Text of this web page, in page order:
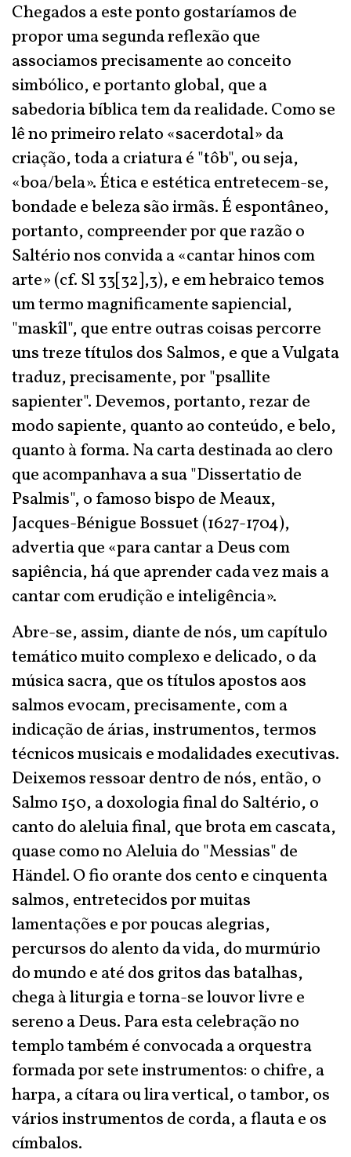
Chegados a este ponto gostaríamos de
propor uma segunda reflexão que
associamos precisamente ao conceito
simbólico, e portanto global, que a
sabedoria bíblica tem da realidade. Como se
lê no primeiro relato «sacerdotal» da
criação, toda a criatura é "tôb", ou seja,
«boa/bela». Ética e estética entretecem-se,
bondade e beleza são irmãs. É espontâneo,
portanto, compreender por que razão o
Saltério nos convida a «cantar hinos com
arte» (cf. Sl 33[32],3), e em hebraico temos
um termo magnificamente sapiencial,
"maskîl", que entre outras coisas percorre
uns treze títulos dos Salmos, e que a Vulgata
traduz, precisamente, por "psallite
sapienter". Devemos, portanto, rezar de
modo sapiente, quanto ao conteúdo, e belo,
quanto à forma. Na carta destinada ao clero
que acompanhava a sua "Dissertatio de
Psalmis", o famoso bispo de Meaux,
Jacques-Bénigue Bossuet (1627-1704),
advertia que «para cantar a Deus com
sapiência, há que aprender cada vez mais a
cantar com erudição e inteligência».
Abre-se, assim, diante de nós, um capítulo
temático muito complexo e delicado, o da
música sacra, que os títulos apostos aos
salmos evocam, precisamente, com a
indicação de árias, instrumentos, termos
técnicos musicais e modalidades executivas.
Deixemos ressoar dentro de nós, então, o
Salmo 150, a doxologia final do Saltério, o
canto do aleluia final, que brota em cascata,
quase como no Aleluia do "Messias" de
Händel. O fio orante dos cento e cinquenta
salmos, entretecidos por muitas
lamentações e por poucas alegrias,
percursos do alento da vida, do murmúrio
do mundo e até dos gritos das batalhas,
chega à liturgia e torna-se louvor livre e
sereno a Deus. Para esta celebração no
templo também é convocada a orquestra
formada por sete instrumentos: o chifre, a
harpa, a cítara ou lira vertical, o tambor, os
vários instrumentos de corda, a flauta e os
címbalos.